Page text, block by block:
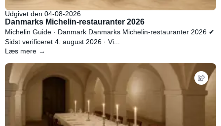
Udgivet den 04-08-2026
Danmarks Michelin-restauranter 2026
Michelin Guide · Danmark Danmarks Michelin-restauranter 2026 ✔
Sidst verificeret 4. august 2026 · Vi...
Læs mere →